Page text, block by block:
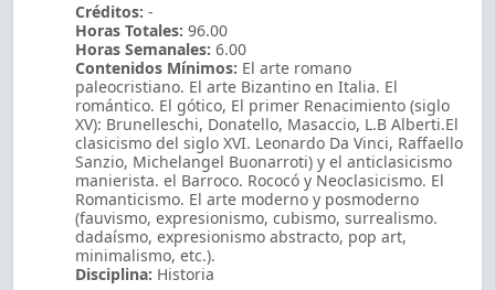
Créditos: -
Horas Totales: 96.00
Horas Semanales: 6.00
Contenidos Mínimos: El arte romano
paleocristiano. El arte Bizantino en Italia. El
romántico. El gótico, El primer Renacimiento (siglo
XV): Brunelleschi, Donatello, Masaccio, L.B Alberti.El
clasicismo del siglo XVI. Leonardo Da Vinci, Raffaello
Sanzio, Michelangel Buonarroti) y el anticlasicismo
manierista. el Barroco. Rococó y Neoclasicismo. El
Romanticismo. El arte moderno y posmoderno
(fauvismo, expresionismo, cubismo, surrealismo.
dadaísmo, expresionismo abstracto, pop art,
minimalismo, etc.).
Disciplina: Historia